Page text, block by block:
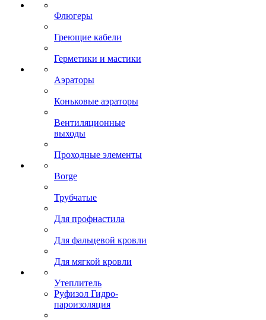
Флюгеры
Греющие кабели
Герметики и мастики
Аэраторы
Коньковые аэраторы
Вентиляционные
выходы
Проходные элементы
Borge
Трубчатые
Для профнастила
Для фальцевой кровли
Для мягкой кровли
Утеплитель
Руфизол Гидро-
пароизоляция